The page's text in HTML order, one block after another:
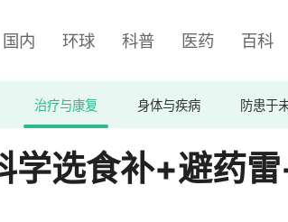
国内 环球 科普 医药 百科
治疗与康复 身体与疾病 防患于
学选食补+避药